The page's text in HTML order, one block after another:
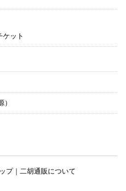
ケット
プ｜二胡通販について